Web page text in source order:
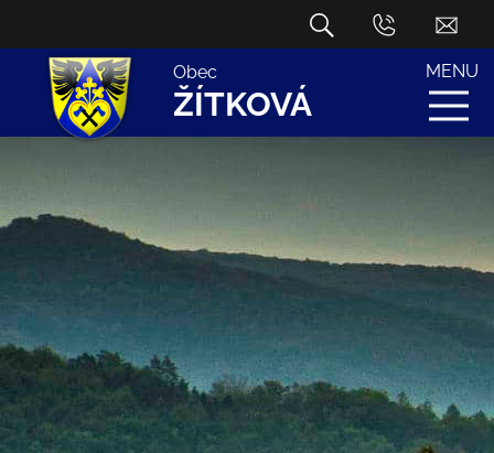
Obec
ŽÍTKOVÁ
MENU